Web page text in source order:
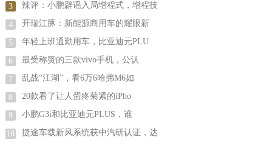
3 辣评：小鹏辟谣入局增程式，增程技
4 开瑞江豚：​新能源商用车的耀眼新
5 年轻上班通勤用车，比亚迪元PLU
6 最受称赞的三款vivo手机，公认
7 乱战“江湖”，看6万6哈弗M6如
8 20款看了让人蛋疼菊紧的iPho
9 小鹏G3i和比亚迪元PLUS，谁
10 捷途车载新风系统获中汽研认证，达